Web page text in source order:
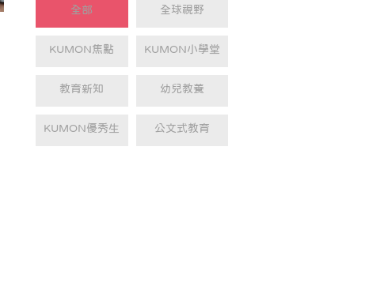
全部 全球視野
KUMON焦點 KUMON小學堂
教育新知 幼兒教養
KUMON優秀生 公文式教育